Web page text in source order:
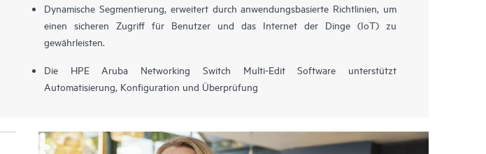
Dynamische Segmentierung, erweitert durch anwendungsbasierte Richtlinien, um
einen sicheren Zugriff für Benutzer und das Internet der Dinge (IoT) zu
gewährleisten.
Die HPE Aruba Networking Switch Multi-Edit Software unterstützt
Automatisierung, Konfiguration und Überprüfung